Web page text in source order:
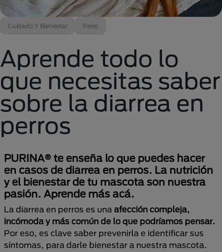
Cuidado Y Bienestar Perro
Aprende todo lo
que necesitas saber
sobre la diarrea en
perros
PURINA® te enseña lo que puedes hacer
en casos de diarrea en perros. La nutrición
y el bienestar de tu mascota son nuestra
pasión. Aprende más acá.
La diarrea en perros es una afección compleja,
incómoda y más común de lo que podríamos pensar.
Por eso, es clave saber prevenirla e identificar sus
síntomas, para darle bienestar a nuestra mascota.